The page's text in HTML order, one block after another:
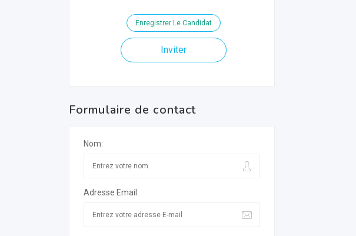
Enregistrer Le Candidat
Inviter
Formulaire de contact
Nom:
Adresse Email: